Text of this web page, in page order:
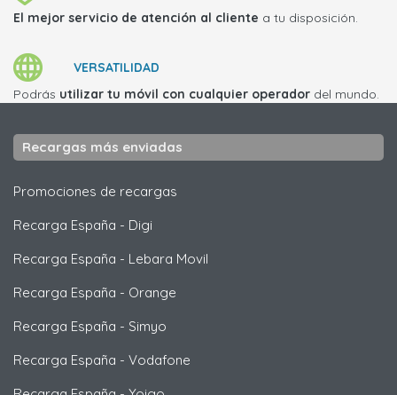
El mejor servicio de atención al cliente a tu disposición.
VERSATILIDAD
Podrás utilizar tu móvil con cualquier operador del mundo.
Recargas más enviadas
Promociones de recargas
Recarga España - Digi
Recarga España - Lebara Movil
Recarga España - Orange
Recarga España - Simyo
Recarga España - Vodafone